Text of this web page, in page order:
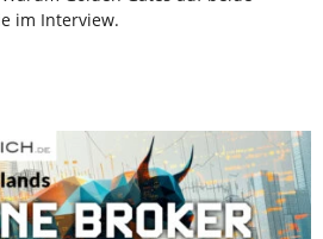
im Interview.